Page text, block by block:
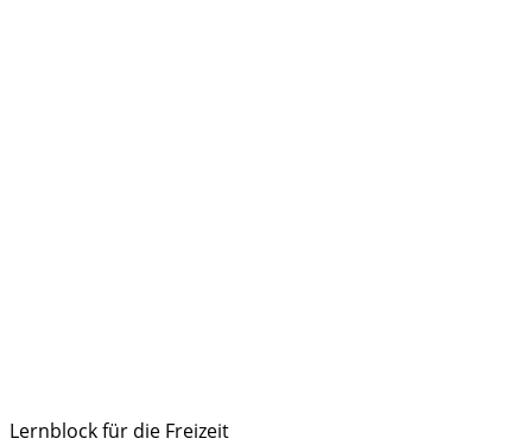
Lernblock für die Freizeit